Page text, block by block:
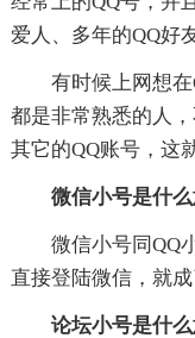
爱人、多年的QQ好
有时候上网想
都是非常熟悉的人
其它的QQ账号，这
微信小号是什么
微信小号同QQ
直接登陆微信，就成
论坛小号是什么